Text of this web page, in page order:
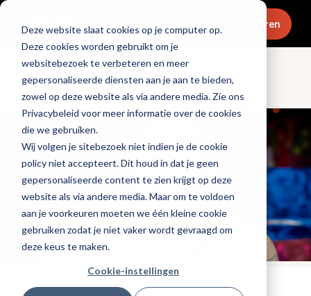
Deze website slaat cookies op je computer op.
Deze cookies worden gebruikt om je
websitebezoek te verbeteren en meer
gepersonaliseerde diensten aan je aan te bieden,
zowel op deze website als via andere media. Zie ons
Privacybeleid voor meer informatie over de cookies
die we gebruiken.
Wij volgen je sitebezoek niet indien je de cookie
policy niet accepteert. Dit houd in dat je geen
gepersonaliseerde content te zien krijgt op deze
website als via andere media. Maar om te voldoen
aan je voorkeuren moeten we één kleine cookie
gebruiken zodat je niet vaker wordt gevraagd om
deze keus te maken.
Cookie-instellingen
Menu Abonneren
Columns
Gepubliceerd op: 5 februari 2024